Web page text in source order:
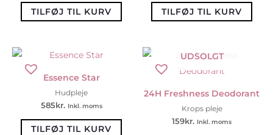
TILFØJ TIL KURV TILFØJ TIL KURV
Essence Star
Hudpleje
585kr. Inkl. moms
TILFØJ TIL KURV
UDSOLGT
24H Freshness Deodorant
Krops pleje
159kr. Inkl. moms